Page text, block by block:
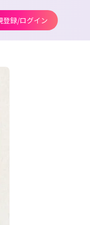
登録/ログイン